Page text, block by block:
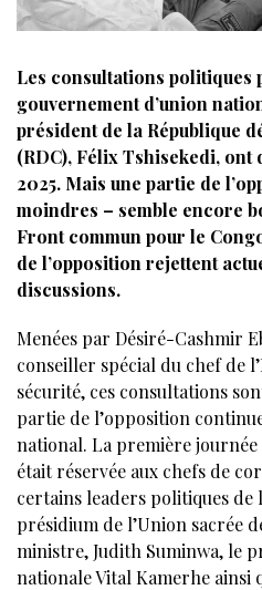
Les consultations politiques
gouvernement d’union
président de la République
(RDC), Félix Tshisekedi,
2025. Mais une partie de
moindres – semble encore
Front commun pour le
de l’opposition rejettent
discussions.
Menées par Désiré-Cashmir
conseiller spécial du chef de
sécurité, ces consultations
partie de l’opposition
national. La première
était réservée aux chefs de
certains leaders politiques de
présidium de l’Union sacrée
ministre, Judith Suminwa, le
nationale Vital Kamerhe ainsi